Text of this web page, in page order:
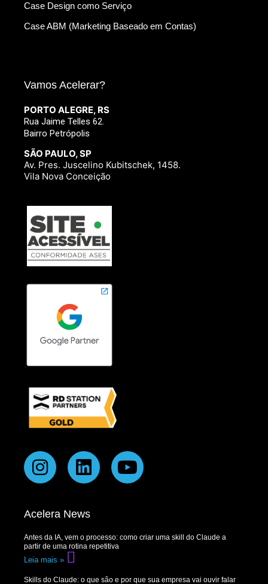
Case Design como Serviço
Case ABM (Marketing Baseado em Contas)
Vamos Acelerar?
PORTO ALEGRE, RS
Rua Jaime Telles 62.
Bairro Petrópolis
SÃO PAULO, SP
Av. Pres. Juscelino Kubitschek, 1458.
Vila Nova Conceição
Acelera News
Antes da IA, vem o processo: como criar uma skill do Claude a
partir de uma rotina repetitiva
Leia mais »
Skills do Claude: o que são e por que sua empresa vai ouvir falar